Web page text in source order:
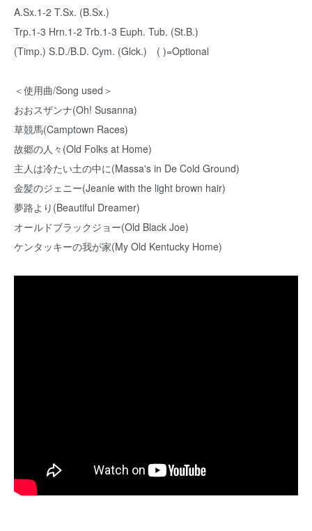
A.Sx.1-2 T.Sx. (B.Sx.)
Trp.1-3 Hrn.1-2 Trb.1-3 Euph. Tub. (St.B.)
(Timp.) S.D./B.D. Cym. (Glck.) ( )=Optional
＜使用曲/Song used＞
おおスザンナ(Oh! Susanna)
草競馬(Camptown Races)
故郷の人々(Old Folks at Home)
主人は冷たい土の中に(Massa's in De Cold Ground)
金髪のジェニー(Jeanie with the light brown hair)
夢路より(Beautiful Dreamer)
オールドブラックジョー(Old Black Joe)
ケンタッキーの我が家(My Old Kentucky Home)